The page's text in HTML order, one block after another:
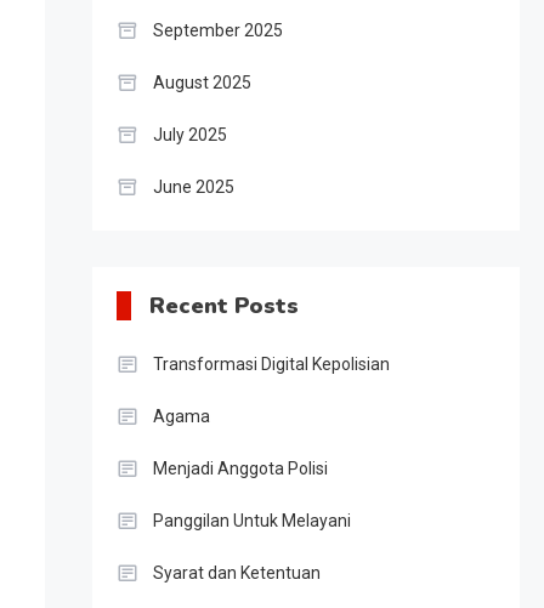
September 2025
August 2025
July 2025
June 2025
Recent Posts
Transformasi Digital Kepolisian
Agama
Menjadi Anggota Polisi
Panggilan Untuk Melayani
Syarat dan Ketentuan